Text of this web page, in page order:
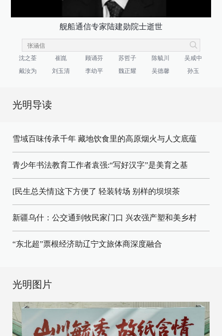
舰船通信专家陆建勋院士逝世
沈之荃 崔崑 顾诵芬 苏哲子 陈毓川
吴咸中
戴汝为
刘玉清 李幼平 魏正耀 吴德馨 孙玉
光明导读
雪域百味传承千年 藏地饮食里的高原烟火与人文底蕴
青少年书法教育工作者袁强:“写好汉字”是美育之基
[民生总关情]这下方便了 轻装转场 别样的坝坝茶
新疆乌什：公交通到牧民家门口 兴农强产塑和美乡村
“东北超”票根经济助辽宁文旅体商深度融合
光明图片